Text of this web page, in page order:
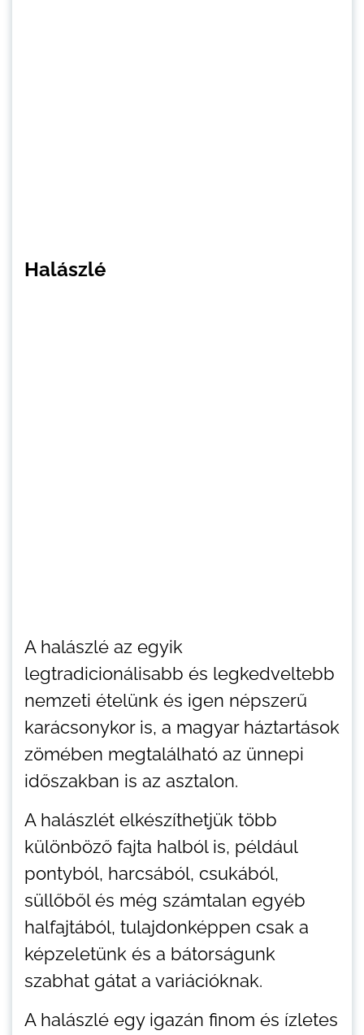
Halászlé
A halászlé az egyik
legtradicionálisabb és legkedveltebb
nemzeti ételünk és igen népszerű
karácsonykor is, a magyar háztartások
zömében megtalálható az ünnepi
időszakban is az asztalon.
A halászlét elkészíthetjük több
különböző fajta halból is, például
pontyból, harcsából, csukából,
süllőből és még számtalan egyéb
halfajtából, tulajdonképpen csak a
képzeletünk és a bátorságunk
szabhat gátat a variációknak.
A halászlé egy igazán finom és ízletes